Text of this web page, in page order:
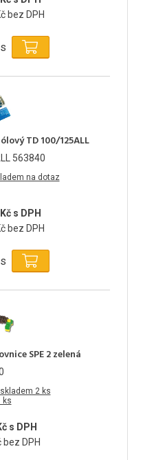
bez DPH
TD 100/125ALL
563840
na dotaz
s DPH
bez DPH
SPE 2 zelená
2 ks
ks
s DPH
bez DPH